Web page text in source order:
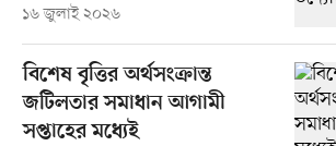
১৬ জুলাই ২০২৬
বিশেষ বৃত্তির অর্থসংক্রান্ত
জটিলতার সমাধান আগামী
সপ্তাহের মধ্যেই